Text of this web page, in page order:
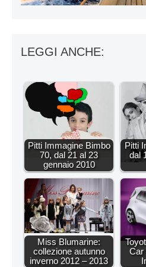
LEGGI ANCHE:
Pitti Immagine Bimbo
70, dal 21 al 23
gennaio 2010
Pitti
dal
Miss Blumarine:
collezione autunno
inverno 2012 – 2013
Car